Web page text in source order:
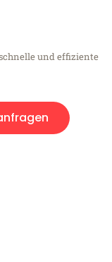
und effiziente